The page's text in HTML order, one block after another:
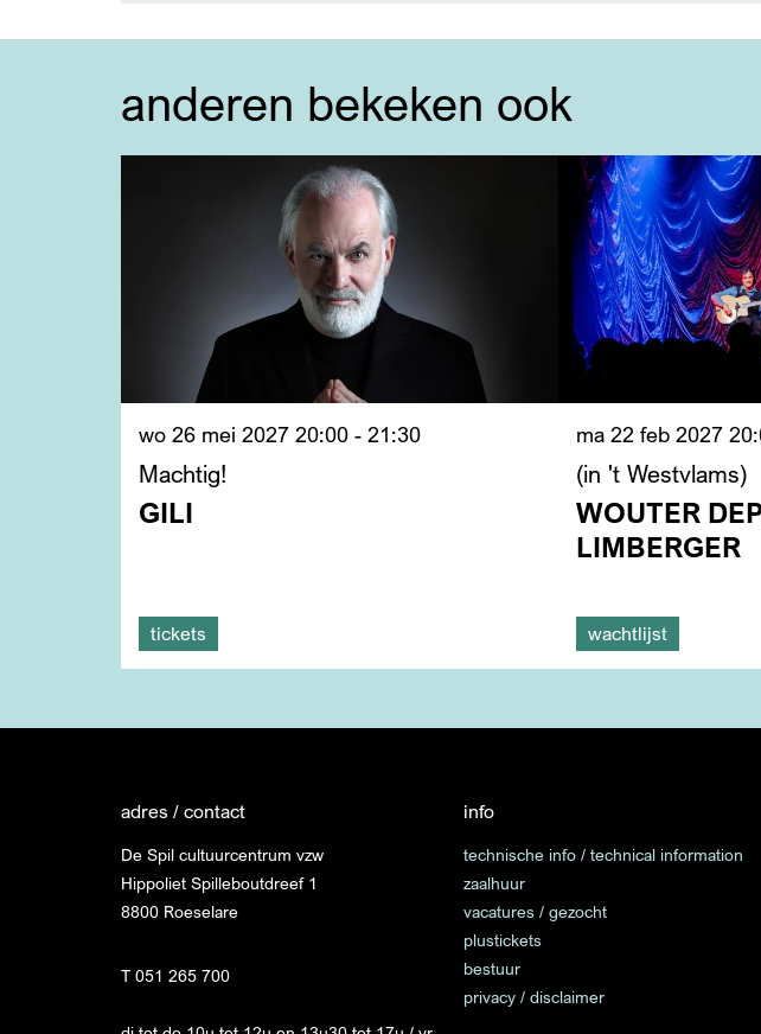
anderen bekeken ook
Machtig!
GILI
wo 26 mei 2027 20:00 - 21:30
tickets
(in 't Westvlams)
WOUTER
LIMBERGER
ma 22 feb 2027
wachtlijst
adres / contact
De Spil cultuurcentrum vzw
Hippoliet Spilleboutdreef 1
8800 Roeselare
T 051 265 700
info
technische info / technical information
zaalhuur
vacatures / gezocht
plustickets
bestuur
privacy / disclaimer